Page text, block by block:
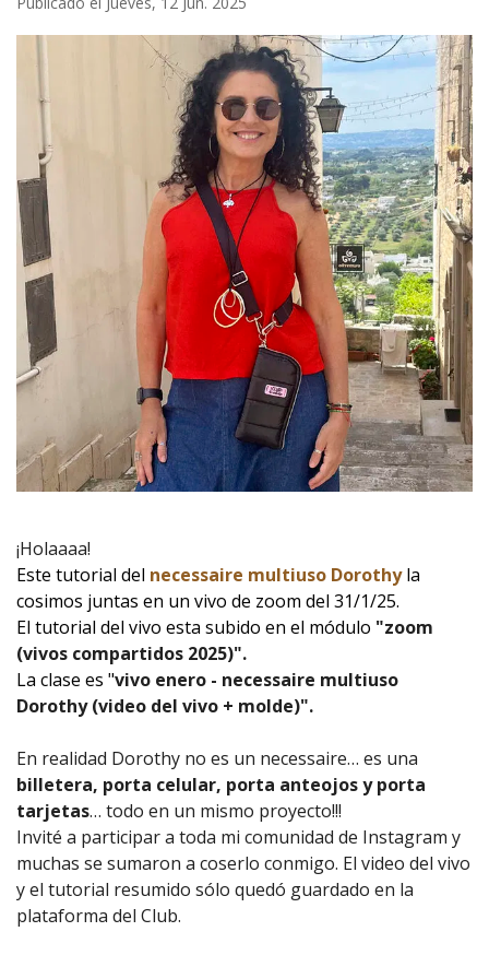
¡Holaaaa!
Este tutorial del necessaire multiuso Dorothyla
cosimos juntas en un vivo de zoom del 31/1/25.
El tutorial del vivo esta subido en el módulo "zoom
(vivos compartidos 2025)".
La clase es "vivo enero - necessaire multiuso
Dorothy (video del vivo + molde)".
En realidad Dorothy no es un necessaire… es una
billetera, porta celular, porta anteojos y porta
tarjetas… todo en un mismo proyecto!!!
Invité a participar a toda mi comunidad de Instagram y
muchas se sumaron a coserlo conmigo. El video del vivo
y el tutorial resumido sólo quedó guardado en la
plataforma del Club.